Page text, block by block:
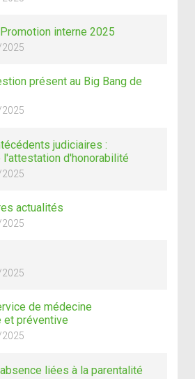
interne 2025
2025
présent au Big Bang de
2025
judiciaires :
d'honorabilité
actualités
2025
2025
de médecine
préventive
2025
liées à la parentalité